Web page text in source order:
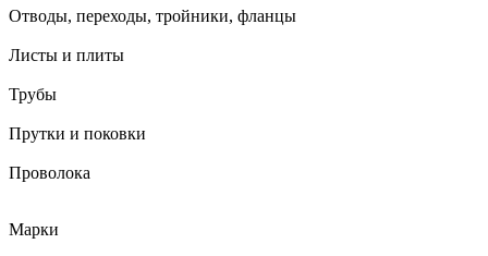
Отводы, переходы, тройники, фланцы
Листы и плиты
Трубы
Прутки и поковки
Проволока
Марки